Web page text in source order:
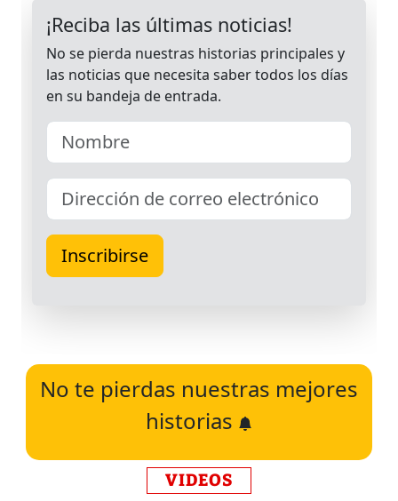
No te pierdas nuestras mejores
historias
VIDEOS